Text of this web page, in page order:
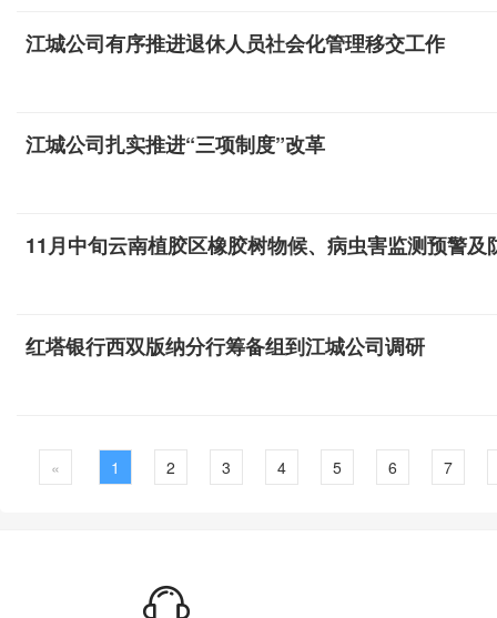
江城公司有序推进退休人员社会化管理移交工作
江城公司扎实推进“三项制度”改革
11月中旬云南植胶区橡胶树物候、病虫害监测预警及
红塔银行西双版纳分行筹备组到江城公司调研
« 1 2 3 4 5 6 7